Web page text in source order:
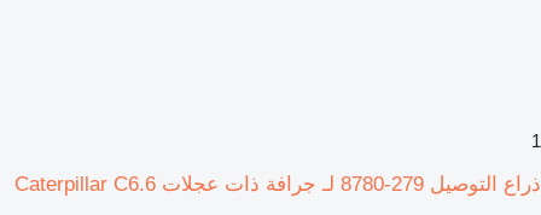
1
ذراع التوصيل 279-8780 لـ جرافة ذات عجلات Caterpillar C6.6